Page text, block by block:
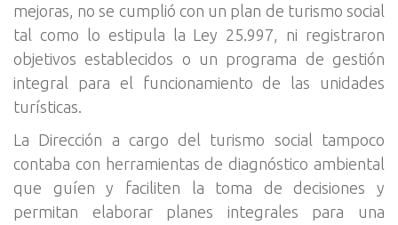
mejoras, no se cumplió con un plan de turismo social
tal como lo estipula la Ley 25.997, ni registraron
objetivos establecidos o un programa de gestión
integral para el funcionamiento de las unidades
turísticas.
La Dirección a cargo del turismo social tampoco
contaba con herramientas de diagnóstico ambiental
que guíen y faciliten la toma de decisiones y
permitan elaborar planes integrales para una